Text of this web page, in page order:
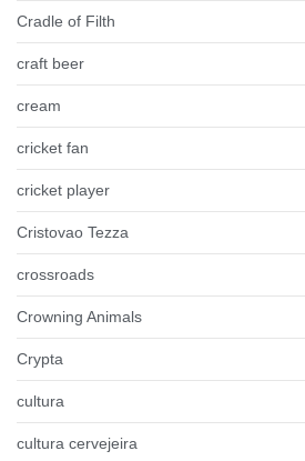
Cradle of Filth
craft beer
cream
cricket fan
cricket player
Cristovao Tezza
crossroads
Crowning Animals
Crypta
cultura
cultura cervejeira